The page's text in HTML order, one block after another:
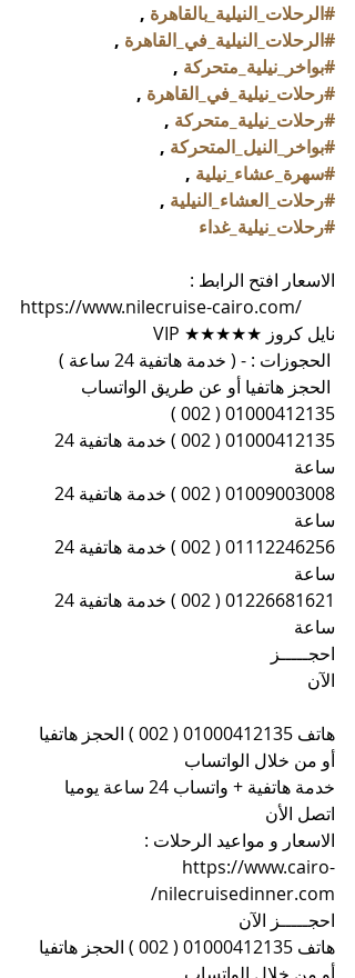
#الرحلات_النيلية_بالقاهرة ,
#الرحلات_النيلية_في_القاهرة ,
#بواخر_نيلية_متحركة ,
#رحلات_نيلية_في_القاهرة ,
#رحلات_نيلية_متحركة ,
#بواخر_النيل_المتحركة ,
#سهرة_عشاء_نيلية ,
#رحلات_العشاء_النيلية ,
#رحلات_نيلية_غداء
الاسعار افتح الرابط :
https://www.nilecruise-cairo.com/
نايل كروز ★★★★★ VIP
الحجوزات : - ( خدمة هاتفية 24 ساعة )
الحجز هاتفيا أو عن طريق الواتساب
01000412135 ( 002 )
ساعة
ساعة
ساعة
ساعة
احجـــــز
الآن
هاتف 01000412135 ( 002 ) الحجز هاتفيا
أو من خلال الواتساب
خدمة هاتفية + واتساب 24 ساعة يوميا
اتصل الأن
الاسعار و مواعيد الرحلات :
https://www.cairo-
nilecruisedinner.com/
احجـــــز الآن
هاتف 01000412135 ( 002 ) الحجز هاتفيا